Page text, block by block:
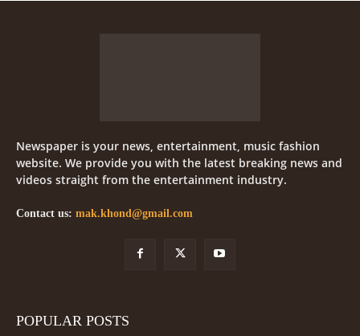
Newspaper is your news, entertainment, music fashion
website. We provide you with the latest breaking news and
videos straight from the entertainment industry.
Contact us: mak.khond@gmail.com
POPULAR POSTS